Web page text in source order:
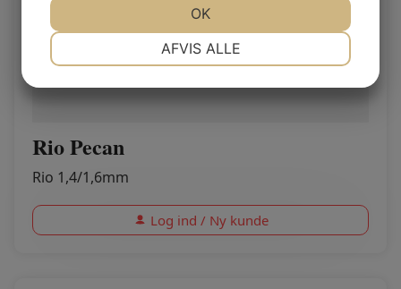
Rio Pecan
Rio 1,4/1,6mm
Log ind / Ny kunde
AFVIS ALLE
OK